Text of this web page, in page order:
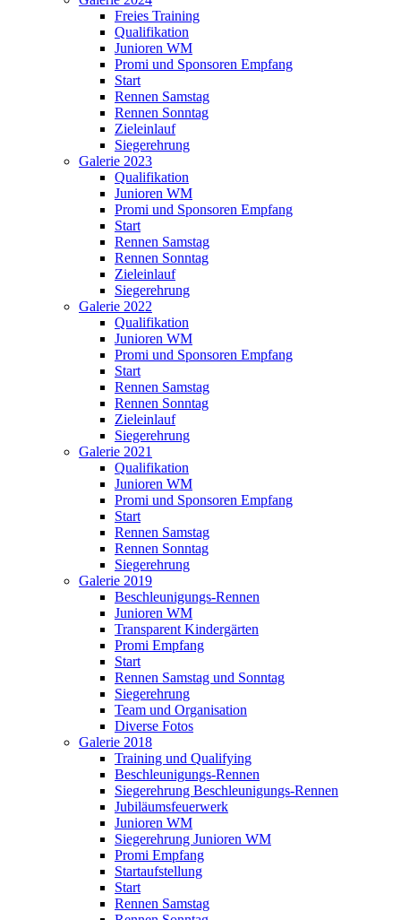
Freies Training
Qualifikation
Junioren WM
Promi und Sponsoren Empfang
Start
Rennen Samstag
Rennen Sonntag
Zieleinlauf
Siegerehrung
Galerie 2023
Qualifikation
Junioren WM
Promi und Sponsoren Empfang
Start
Rennen Samstag
Rennen Sonntag
Zieleinlauf
Siegerehrung
Galerie 2022
Qualifikation
Junioren WM
Promi und Sponsoren Empfang
Start
Rennen Samstag
Rennen Sonntag
Zieleinlauf
Siegerehrung
Galerie 2021
Qualifikation
Junioren WM
Promi und Sponsoren Empfang
Start
Rennen Samstag
Rennen Sonntag
Siegerehrung
Galerie 2019
Beschleunigungs-Rennen
Junioren WM
Transparent Kindergärten
Promi Empfang
Start
Rennen Samstag und Sonntag
Siegerehrung
Team und Organisation
Diverse Fotos
Galerie 2018
Training und Qualifying
Beschleunigungs-Rennen
Siegerehrung Beschleunigungs-Rennen
Jubiläumsfeuerwerk
Junioren WM
Siegerehrung Junioren WM
Promi Empfang
Startaufstellung
Start
Rennen Samstag